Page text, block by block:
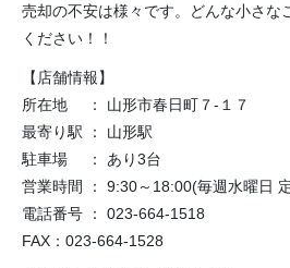
売却の不安は様々です。どんな小さな
ください！！
【店舗情報】
所在地 ： 山形市春日町７-１７
最寄り駅 ： 山形駅
駐車場 ： あり3台
営業時間 ： 9:30～18:00(毎週水曜日
電話番号 ： 023-664-1518
FAX：023-664-1528